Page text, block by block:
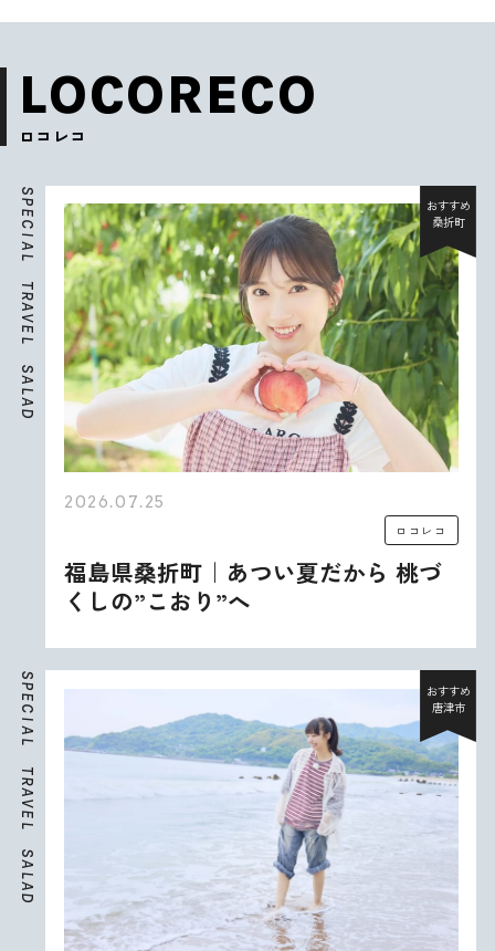
LOCORECO
ロコレコ
S
P
E
C
I
A
L
T
R
A
V
E
L
S
A
L
A
D
おすすめ
桑折町
2026.07.25
ロコレコ
福島県桑折町｜あつい夏だから 桃づ
くしの”こおり”へ
S
P
E
C
I
A
L
T
R
A
V
E
L
S
A
L
A
D
おすすめ
唐津市